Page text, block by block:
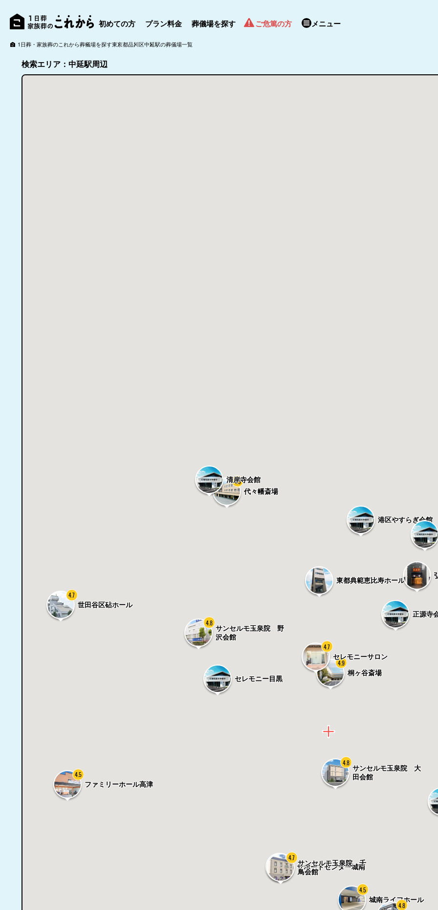
初めての方 プラン料金 葬儀場を探す ご危篤の方 メニュー
1日葬・家族葬のこれから葬儀場を探す東京都品川区中延駅の葬儀場一覧
検索エリア：中延駅周辺
サンセルモ玉泉院 大
田会館
4.8
桐ヶ谷斎場
4.9
セレモニーサロン
4.7
セレモニー目黒
正源寺
サポートセンター城南
サンセルモ玉泉院 千
鳥会館
4.7
東都典範恵比寿ホール
サンセルモ玉泉院 野
沢会館
4.8
城南ライフホール
4.5
4.8
港区やすらぎ会館
代々幡斎場
4.9
ファミリーホール高津
4.5
清岸寺会館
世田谷区砧ホール
4.7